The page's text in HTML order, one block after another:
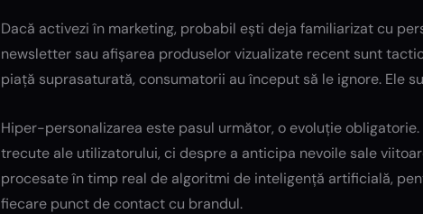
Dacă activezi în marketing, probabil ești deja familiarizat cu
newsletter sau afișarea produselor vizualizate recent sunt
piață suprasaturată, consumatorii au început să le ignore. Ele
Hiper-personalizarea este pasul următor, o evoluție
trecute ale utilizatorului, ci despre a anticipa nevoile sale
procesate în timp real de algoritmi de inteligență artificială,
fiecare punct de contact cu brandul.